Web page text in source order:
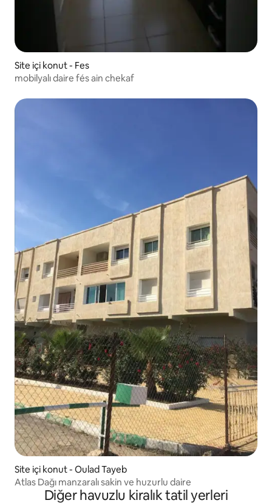
Site içi konut - Fes
mobilyalı daire fés ain chekaf
Site içi konut - Oulad Tayeb
Atlas Dağı manzaralı sakin ve huzurlu daire
Diğer havuzlu kiralık tatil yerleri